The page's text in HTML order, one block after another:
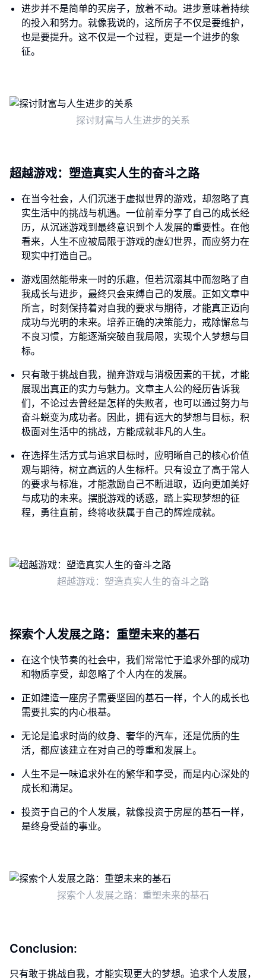
进步并不是简单的买房子，放着不动。进步意味着持续
的投入和努力。就像我说的，这所房子不仅是要维护，
也是要提升。这不仅是一个过程，更是一个进步的象
征。
探讨财富与人生进步的关系
超越游戏：塑造真实人生的奋斗之路
在当今社会，人们沉迷于虚拟世界的游戏，却忽略了真
实生活中的挑战与机遇。一位前辈分享了自己的成长经
历，从沉迷游戏到最终意识到个人发展的重要性。在他
看来，人生不应被局限于游戏的虚幻世界，而应努力在
现实中打造自己。
游戏固然能带来一时的乐趣，但若沉溺其中而忽略了自
我成长与进步，最终只会束缚自己的发展。正如文章中
所言，时刻保持着对自我的要求与期待，才能真正迈向
成功与光明的未来。培养正确的决策能力，戒除懈怠与
不良习惯，方能逐渐突破自我局限，实现个人梦想与目
标。
只有敢于挑战自我，抛弃游戏与消极因素的干扰，才能
展现出真正的实力与魅力。文章主人公的经历告诉我
们，不论过去曾经是怎样的失败者，也可以通过努力与
奋斗蜕变为成功者。因此，拥有远大的梦想与目标，积
极面对生活中的挑战，方能成就非凡的人生。
在选择生活方式与追求目标时，应明晰自己的核心价值
观与期待，树立高远的人生标杆。只有设立了高于常人
的要求与标准，才能激励自己不断进取，迈向更加美好
与成功的未来。摆脱游戏的诱惑，踏上实现梦想的征
程，勇往直前，终将收获属于自己的辉煌成就。
超越游戏：塑造真实人生的奋斗之路
探索个人发展之路：重塑未来的基石
在这个快节奏的社会中，我们常常忙于追求外部的成功
和物质享受，却忽略了个人内在的发展。
正如建造一座房子需要坚固的基石一样，个人的成长也
需要扎实的内心根基。
无论是追求时尚的纹身、奢华的汽车，还是优质的生
活，都应该建立在对自己的尊重和发展上。
人生不是一味追求外在的繁华和享受，而是内心深处的
成长和满足。
投资于自己的个人发展，就像投资于房屋的基石一样，
是终身受益的事业。
探索个人发展之路：重塑未来的基石
Conclusion:
只有敢于挑战自我，才能实现更大的梦想。追求个人发展，